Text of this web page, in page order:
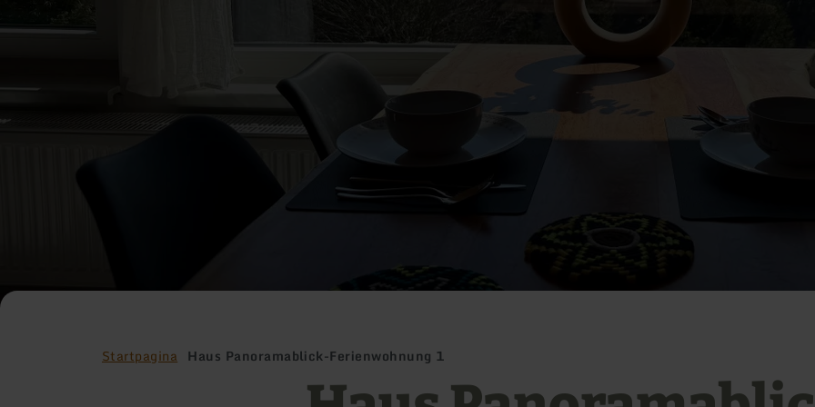
Startpagina Haus Panoramablick-Ferienwohnung 1